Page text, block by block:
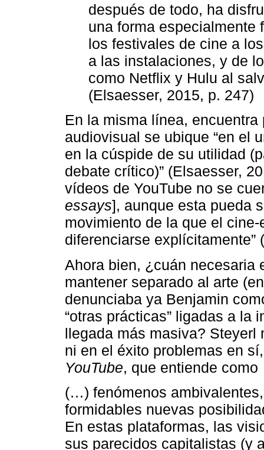
después de todo, ha
una forma especialmente
los festivales de cine a
a las instalaciones, y de
como Netflix y Hulu al
(Elsaesser, 2015, p. 247)
En la misma línea,
audiovisual se ubique “en el
en la cúspide de su utilidad
debate crítico)” (Elsaesser,
vídeos de YouTube no se
essays], aunque esta pueda
movimiento de la que el
diferenciarse explícitamente”
Ahora bien, ¿cuán necesaria
mantener separado al arte
denunciaba ya Benjamin
“otras prácticas” ligadas a la
llegada más masiva? Steyerl
ni en el éxito problemas en
YouTube, que entiende como
(…) fenómenos
formidables nuevas
En estas plataformas, las
sus parecidos capitalistas (y